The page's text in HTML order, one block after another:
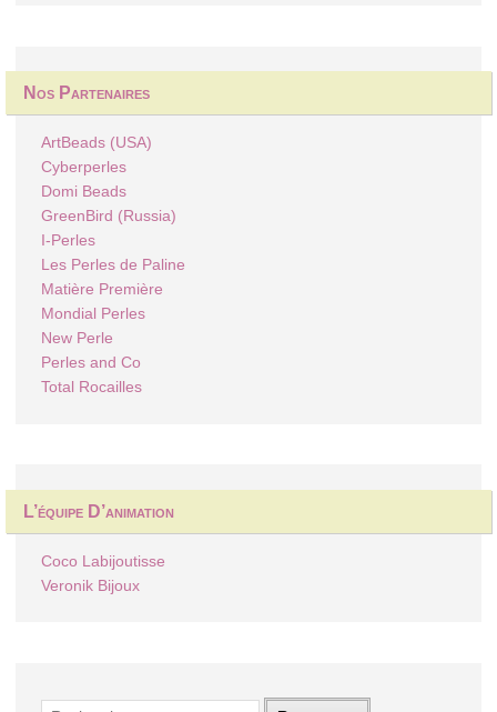
Nos Partenaires
ArtBeads (USA)
Cyberperles
Domi Beads
GreenBird (Russia)
I-Perles
Les Perles de Paline
Matière Première
Mondial Perles
New Perle
Perles and Co
Total Rocailles
L’équipe D’animation
Coco Labijoutisse
Veronik Bijoux
Rechercher :